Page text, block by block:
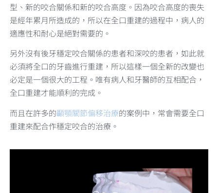
型、新的咬合關係和新的咬合高度。因為咬合高度的喪失
是經年累月所造成的，所以在全口重建的過程中，病人的
適應性和耐心是絕對需要的。
另外沒有後牙穩定咬合關係的患者和深咬的患者，如此就
必須將全口的牙齒進行重建，所以這樣一個全新的改變也
必定是一個很大的工程。唯有病人和牙醫師的互相配合，
全口重建才能順利的完成。
而且在許多的顳顎關節偏移治療的案例中，常會需要全口
重建來配合作穩定咬合的治療。